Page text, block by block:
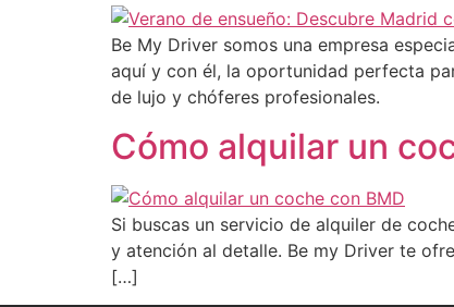
Be My Driver somos una empresa
aquí y con él, la oportunidad perfecta
de lujo y chóferes profesionales.
Cómo alquilar un
Si buscas un servicio de alquiler de
y atención al detalle. Be my Driver te
[…]